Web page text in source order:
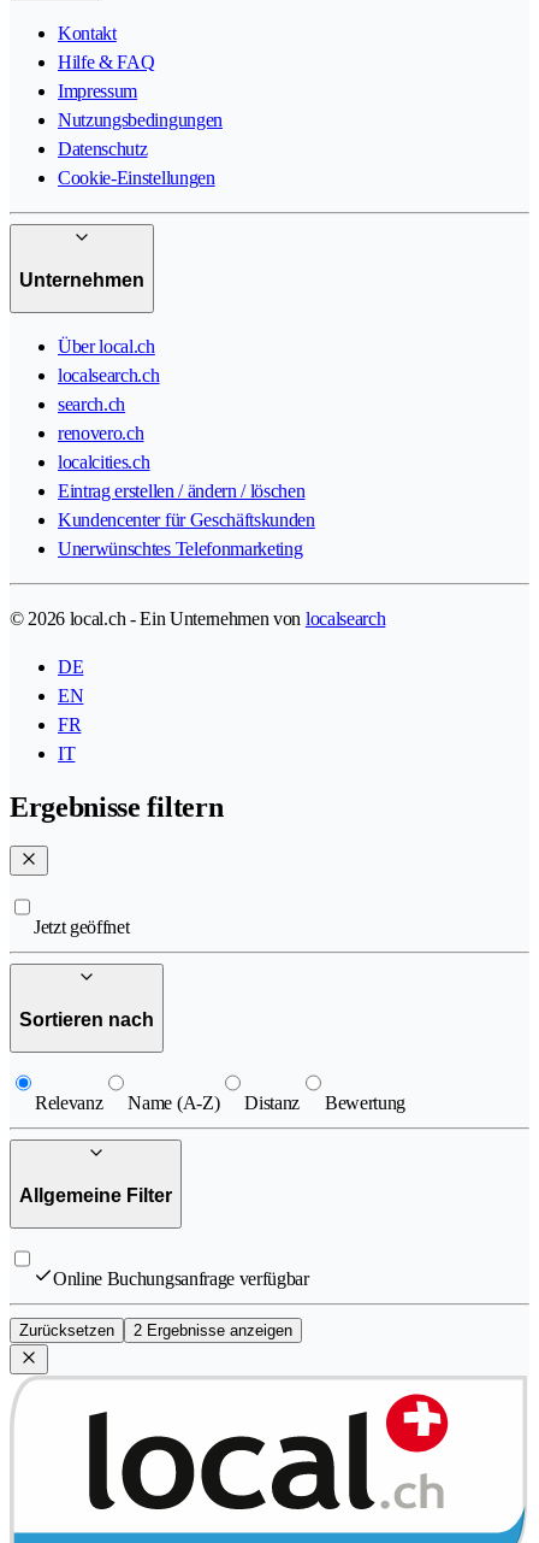
Kontakt
Hilfe & FAQ
Impressum
Nutzungsbedingungen
Datenschutz
Cookie-Einstellungen
Unternehmen
Über local.ch
localsearch.ch
search.ch
renovero.ch
localcities.ch
Eintrag erstellen / ändern / löschen
Kundencenter für Geschäftskunden
Unerwünschtes Telefonmarketing
© 2026 local.ch - Ein Unternehmen von localsearch
DE
EN
FR
IT
Ergebnisse filtern
Jetzt geöffnet
Sortieren nach
Relevanz Name (A-Z) Distanz Bewertung
Allgemeine Filter
Online Buchungsanfrage verfügbar
Zurücksetzen 2 Ergebnisse anzeigen